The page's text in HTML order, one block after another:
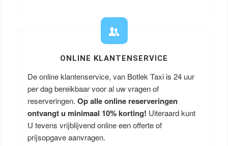
ONLINE KLANTENSERVICE
De online klantenservice, van Botlek Taxi is 24 uur
per dag bereikbaar voor al uw vragen of
reserveringen. Op alle online reserveringen
ontvangt u minimaal 10% korting! Uiteraard kunt
U tevens vrijblijvend online een offerte of
prijsopgave aanvragen.